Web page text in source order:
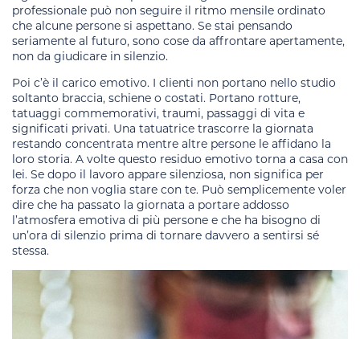
professionale può non seguire il ritmo mensile ordinato
che alcune persone si aspettano. Se stai pensando
seriamente al futuro, sono cose da affrontare apertamente,
non da giudicare in silenzio.
Poi c’è il carico emotivo. I clienti non portano nello studio
soltanto braccia, schiene o costati. Portano rotture,
tatuaggi commemorativi, traumi, passaggi di vita e
significati privati. Una tatuatrice trascorre la giornata
restando concentrata mentre altre persone le affidano la
loro storia. A volte questo residuo emotivo torna a casa con
lei. Se dopo il lavoro appare silenziosa, non significa per
forza che non voglia stare con te. Può semplicemente voler
dire che ha passato la giornata a portare addosso
l’atmosfera emotiva di più persone e che ha bisogno di
un’ora di silenzio prima di tornare davvero a sentirsi sé
stessa.